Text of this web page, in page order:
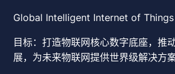
Global Intelligent Internet of
目标：打造物联网核心数字底座，推
展，为未来物联网提供世界级解决方